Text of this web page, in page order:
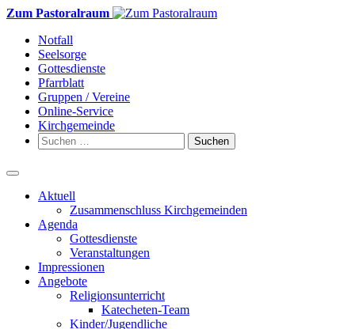
Weiter
Inhalt
Zum Pastoralraum
Notfall
Seelsorge
Gottesdienste
Pfarrblatt
Gruppen / Vereine
Online-Service
Kirchgemeinde
Suchen
nach:
Aktuell
Zusammenschluss Kirchgemeinden
Agenda
Gottesdienste
Veranstaltungen
Impressionen
Angebote
Religionsunterricht
Katecheten-Team
Kinder/Jugendliche